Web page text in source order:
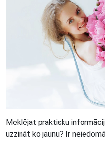
Meklējat praktisku
uzzināt ko jaunu? Ir